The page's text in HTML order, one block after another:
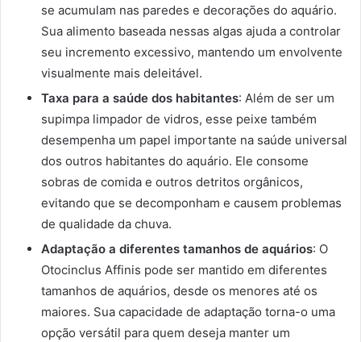
se acumulam nas paredes e decorações do aquário.
Sua alimento baseada nessas algas ajuda a controlar
seu incremento excessivo, mantendo um envolvente
visualmente mais deleitável.
Taxa para a saúde dos habitantes: Além de ser um
supimpa limpador de vidros, esse peixe também
desempenha um papel importante na saúde universal
dos outros habitantes do aquário. Ele consome
sobras de comida e outros detritos orgânicos,
evitando que se decomponham e causem problemas
de qualidade da chuva.
Adaptação a diferentes tamanhos de aquários: O
Otocinclus Affinis pode ser mantido em diferentes
tamanhos de aquários, desde os menores até os
maiores. Sua capacidade de adaptação torna-o uma
opção versátil para quem deseja manter um